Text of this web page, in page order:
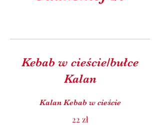
Kebab w cieście/bułce
Kalan
Kalan Kebab w cieście
22 zł